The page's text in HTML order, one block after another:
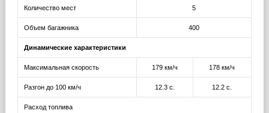
Количество мест 5
Объем багажника 400
Динамические характеристики
Максимальная скорость 179 км/ч 178 км/ч
Разгон до 100 км/ч 12.3 с. 12.2 с.
Расход топлива